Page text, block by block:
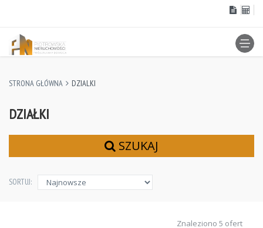
STRONA GŁÓWNA DZIALKI
DZIAŁKI
SZUKAJ
SORTUJ:
Znaleziono 5 ofert